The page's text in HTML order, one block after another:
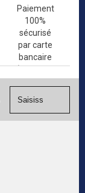
Paiement
100%
sécurisé
par carte
bancaire
(Mastercard,
Visa, ...) et